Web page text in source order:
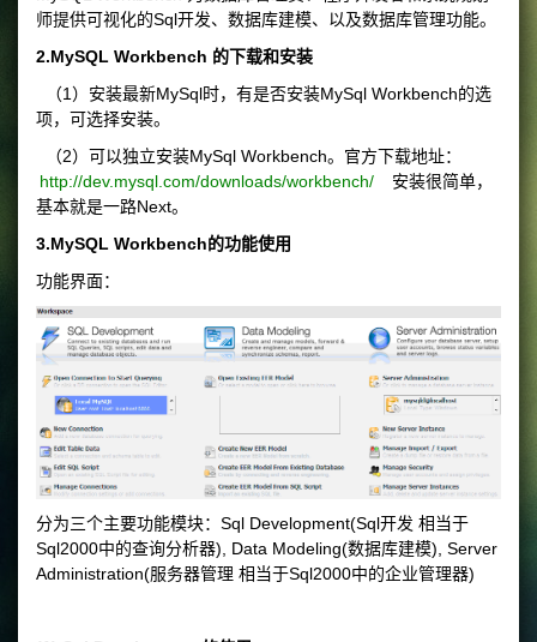
师提供可视化的Sql开发、数据库建模、以及数据库管理功能。
2.MySQL Workbench 的下载和安装
（1）安装最新MySql时，有是否安装MySql Workbench的选
项，可选择安装。
（2）可以独立安装MySql Workbench。官方下载地址：
http://dev.mysql.com/downloads/workbench/
安装很简单，
基本就是一路Next。
3.MySQL Workbench的功能使用
功能界面：
分为三个主要功能模块：Sql Development(Sql开发 相当于
Sql2000中的查询分析器), Data Modeling(数据库建模), Server
Administration(服务器管理 相当于Sql2000中的企业管理器)